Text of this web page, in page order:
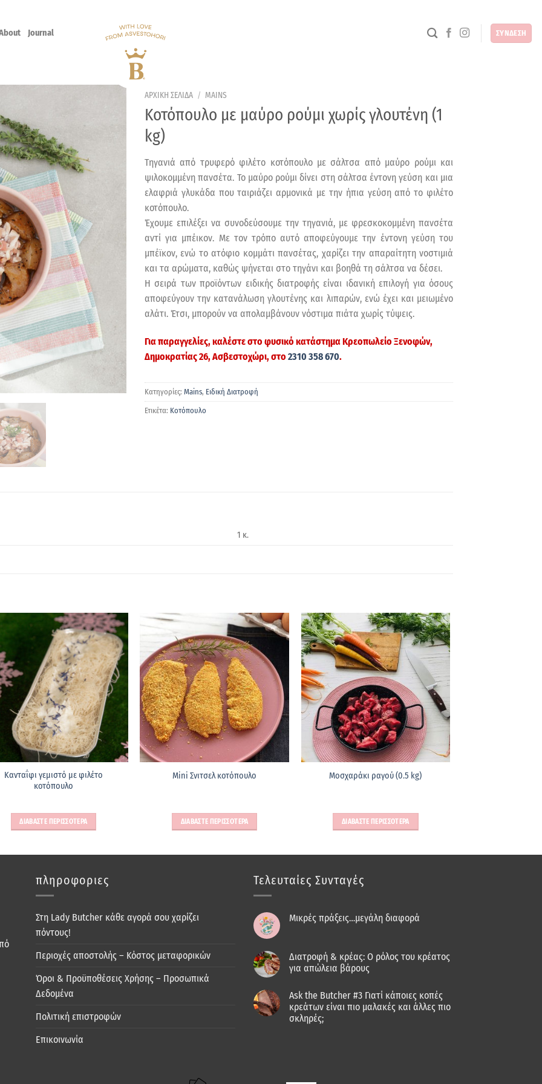
Journal ΣΥΝΔΕΣΗ
ΑΡΧΙΚΗ ΣΕΛΙΔΑ / MAINS
Κοτόπουλο με μαύρο ρούμι χωρίς γλουτένη (1
kg)
Τηγανιά από τρυφερό φιλέτο κοτόπουλο με σάλτσα από μαύρο ρούμι και
ψιλοκομμένη πανσέτα. Το μαύρο ρούμι δίνει στη σάλτσα έντονη γεύση και μια
ελαφριά γλυκάδα που ταιριάζει αρμονικά με την ήπια γεύση από το φιλέτο
κοτόπουλο.
Έχουμε επιλέξει να συνοδεύσουμε την τηγανιά, με φρεσκοκομμένη πανσέτα
αντί για μπέικον. Με τον τρόπο αυτό αποφεύγουμε την έντονη γεύση του
μπέϊκον, ενώ το ατόφιο κομμάτι πανσέτας, χαρίζει την απαραίτητη νοστιμιά
και τα αρώματα, καθώς ψήνεται στο τηγάνι και βοηθά τη σάλτσα να δέσει.
Η σειρά των προϊόντων ειδικής διατροφής είναι ιδανική επιλογή για όσους
αποφεύγουν την κατανάλωση γλουτένης και λιπαρών, ενώ έχει και μειωμένο
αλάτι. Έτσι, μπορούν να απολαμβάνουν νόστιμα πιάτα χωρίς τύψεις.
Για παραγγελίες, καλέστε στο φυσικό κατάστημαΚρεοπωλείο Ξενοφών,
Δημοκρατίας 26, Ασβεστοχώρι, στο 2310 358 670.
Κατηγορίες: Mains, Ειδική Διατροφή
Ετικέτα: Κοτόπουλο
1 κ.
Κανταΐφι γεμιστό με φιλέτο
κοτόπουλο
ΔΙΑΒΑΣΤΕ ΠΕΡΙΣΣΟΤΕΡΑ
Mini Σνιτσελ κοτόπουλο
ΔΙΑΒΑΣΤΕ ΠΕΡΙΣΣΟΤΕΡΑ
Μοσχαράκι ραγού (0.5 kg)
ΔΙΑΒΑΣΤΕ ΠΕΡΙΣΣΟΤΕΡΑ
πληροφοριες
Στη Lady Butcher κάθε αγορά σου χαρίζει
πόντους!
Περιοχές αποστολής – Κόστος μεταφορικών
Όροι & Προϋποθέσεις Χρήσης – Προσωπικά
Δεδομένα
Πολιτική επιστροφών
Επικοινωνία
Τελευταίες Συνταγές
Μικρές πράξεις…μεγάλη διαφορά
Διατροφή & κρέας: Ο ρόλος του κρέατος
για απώλεια βάρους
Ask the Butcher #3 Γιατί κάποιες κοπές
κρεάτων είναι πιο μαλακές και άλλες πιο
σκληρές;